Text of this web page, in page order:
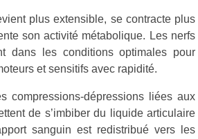
plus extensible, se contracte plus
son activité métabolique. Les nerfs
dans les conditions optimales pour
et sensitifs avec rapidité.
compressions-dépressions liées aux
de s’imbiber du liquide articulaire
sanguin est redistribué vers les